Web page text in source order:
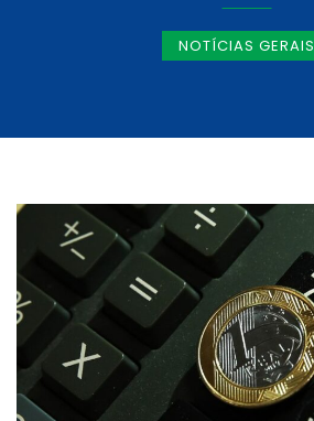
NOTÍCIAS GERAIS